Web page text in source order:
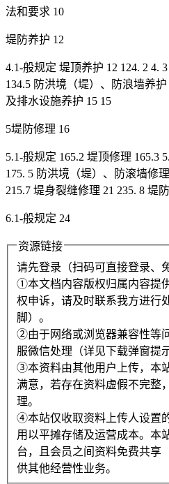
法和要求 10
堤防养护 12
4.1-般规定 堤顶养护 12 124. 2 4.
134.5 防洪境（堤）、防浪墙养
及排水设施养护 15 15
5堤防修理 16
5.1-般规定 165.2 堤顶修理 165.3
175. 5 防洪境（堤）、防滚墙修
215.7 堤身裂缝修理 21 235. 8 堤
6.1-般规定 24
资源链接
请先登录（扫码可直接登录、
①本文档内容版权归属内容提
权申诉，请及时联系我方进行
脚）。
②由于网络或浏览器兼容性等
服微信处理（详见下载弹窗提
③本资料由其他用户上传，本
满意，若存在资料虚假不完整
理。
④本站仅收取资料上传人设置
用以平摊存储及运营成本。本
台，且会员之间资料免费共享
供其他经营性业务。